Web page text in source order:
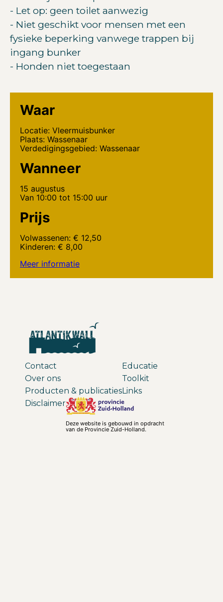
- Let op: geen toilet aanwezig
- Niet geschikt voor mensen met een
fysieke beperking vanwege trappen bij
ingang bunker
- Honden niet toegestaan
Waar
Locatie: Vleermuisbunker
Plaats: Wassenaar
Verdedigingsgebied: Wassenaar
Wanneer
15 augustus
Van 10:00 tot 15:00 uur
Prijs
Volwassenen: € 12,50
Kinderen: € 8,00
Meer informatie
Contact
Over ons
Producten & publicaties
Educatie
Toolkit
Links
Disclaimer
Deze website is gebouwd in opdracht
van de Provincie Zuid-Holland.